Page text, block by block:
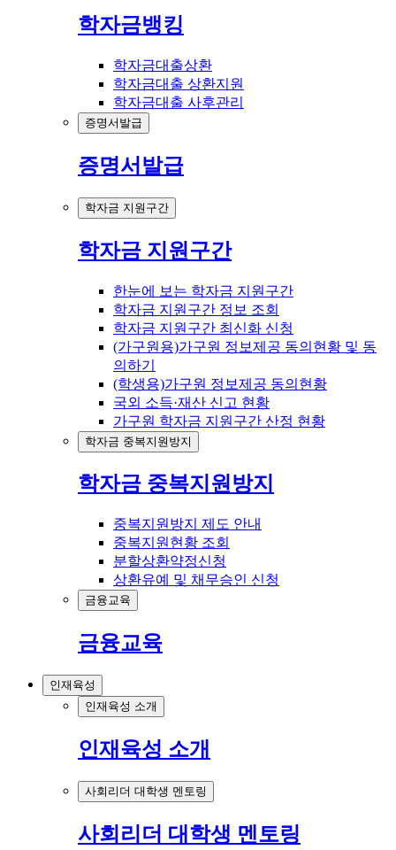
학자금뱅킹
학자금대출상환
학자금대출 상환지원
학자금대출 사후관리
증명서발급
증명서발급
학자금 지원구간
학자금 지원구간
한눈에 보는 학자금 지원구간
학자금 지원구간 정보 조회
학자금 지원구간 최신화 신청
(가구원용)가구원 정보제공 동의현황 및 동
의하기
(학생용)가구원 정보제공 동의현황
국외 소득·재산 신고 현황
가구원 학자금 지원구간 산정 현황
학자금 중복지원방지
학자금 중복지원방지
중복지원방지 제도 안내
중복지원현황 조회
분할상환약정신청
상환유예 및 채무승인 신청
금융교육
금융교육
인재육성
인재육성 소개
인재육성 소개
사회리더 대학생 멘토링
사회리더 대학생 멘토링